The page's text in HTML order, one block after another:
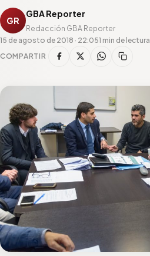
GR
GBA Reporter
Redacción GBA Reporter
15 de agosto de 2018 · 22:051 min de lectura
COMPARTIR